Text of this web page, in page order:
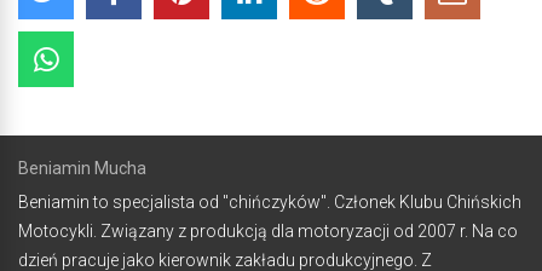
Beniamin Mucha
Beniamin to specjalista od "chińczyków". Członek Klubu Chińskich
Motocykli. Związany z produkcją dla motoryzacji od 2007 r. Na co
dzień pracuje jako kierownik zakładu produkcyjnego. Z